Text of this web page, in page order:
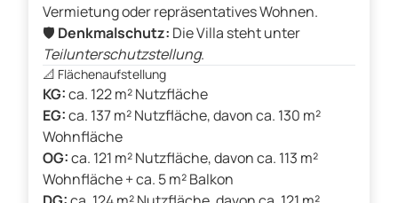
Vermietung oder repräsentatives Wohnen.
🛡️ Denkmalschutz: Die Villa steht unter
Teilunterschutzstellung.
📐 Flächenaufstellung
KG:ca. 122 m² Nutzfläche
EG:ca. 137 m² Nutzfläche, davon ca. 130 m²
Wohnfläche
OG:ca. 121 m² Nutzfläche, davon ca. 113 m²
Wohnfläche + ca. 5 m² Balkon